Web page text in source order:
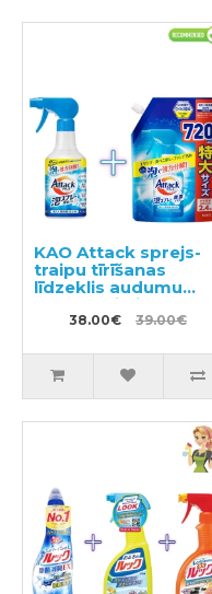
KAO Attack sprejs-
traipu tīrīšanas
līdzeklis audumu
apstrādei pirms
mazgāšanas 300ml +
38.00€ 39.00€